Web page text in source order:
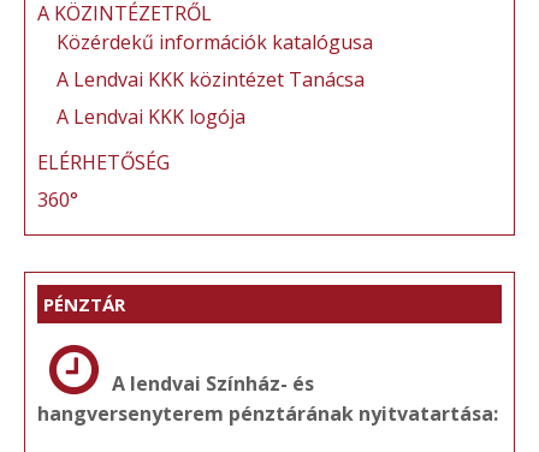
A KÖZINTÉZETRŐL
Közérdekű információk katalógusa
A Lendvai KKK közintézet Tanácsa
A Lendvai KKK logója
ELÉRHETŐSÉG
360°
PÉNZTÁR
A lendvai Színház- és
hangversenyterem pénztárának nyitvatartása: